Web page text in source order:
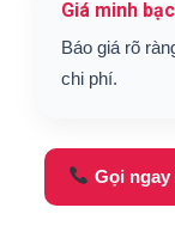
Giá minh
Báo giá rõ
chi phí.
Gọi ngay